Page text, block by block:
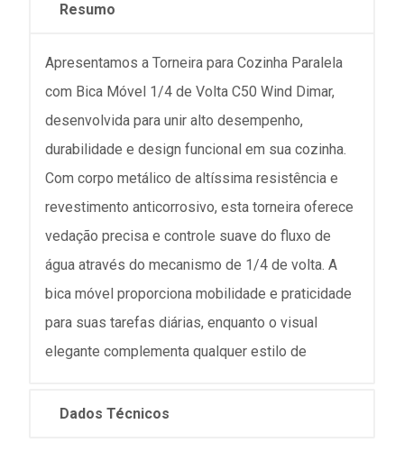
Resumo
Apresentamos a Torneira para Cozinha Paralela
com Bica Móvel 1/4 de Volta C50 Wind Dimar,
desenvolvida para unir alto desempenho,
durabilidade e design funcional em sua cozinha.
Com corpo metálico de altíssima resistência e
revestimento anticorrosivo, esta torneira oferece
vedação precisa e controle suave do fluxo de
água através do mecanismo de 1/4 de volta. A
bica móvel proporciona mobilidade e praticidade
para suas tarefas diárias, enquanto o visual
elegante complementa qualquer estilo de
Dados Técnicos